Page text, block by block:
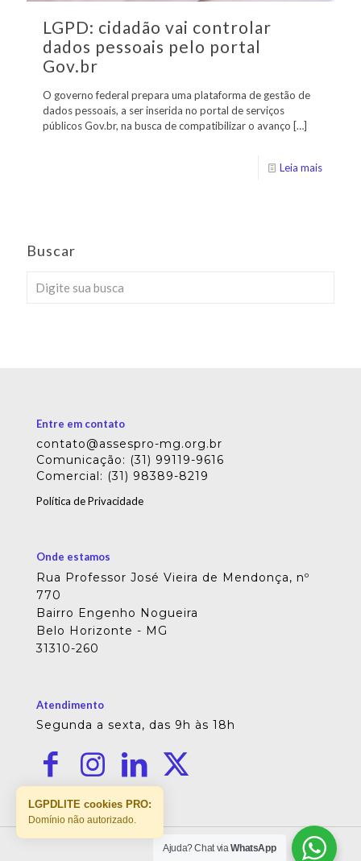
LGPD: cidadão vai controlar
dados pessoais pelo portal
Gov.br
O governo federal prepara uma plataforma de gestão de
dados pessoais, a ser inserida no portal de serviços
públicos Gov.br, na busca de compatibilizar o avanço […]
Leia mais
Buscar
Entre em contato
contato@assespro-mg.org.br
Comunicação: (31) 99119-9616
Comercial: (31) 98389-8219
Política de Privacidade
Onde estamos
Rua Professor José Vieira de Mendonça, nº
770
Bairro Engenho Nogueira
Belo Horizonte - MG
31310-260
Atendimento
Segunda a sexta, das 9h às 18h
Ajuda? Chat viaWhatsApp
LGPDLITE cookies PRO:
Domínio não autorizado.